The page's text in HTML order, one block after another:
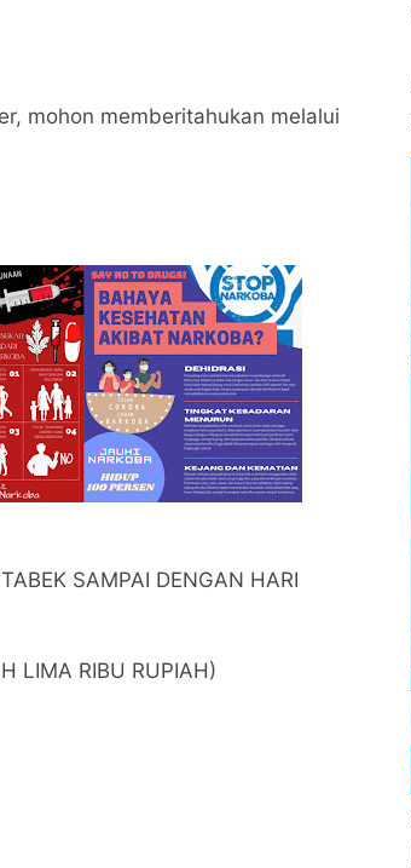
mohon memberitahukan melalui
SAMPAI DENGAN HARI
LIMA RIBU RUPIAH)